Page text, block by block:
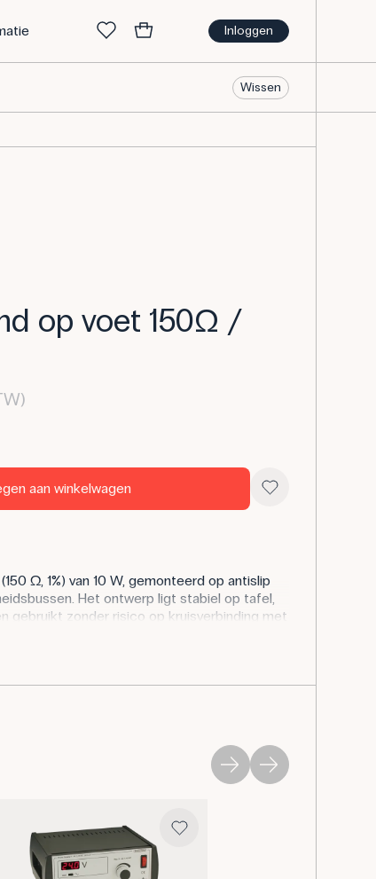
Inloggen
Wissen
op voet 150Ω /
aan winkelwagen
Ω, 1%) van 10 W, gemonteerd op antislip
Het ontwerp ligt stabiel op tafel,
gebruikt zonder risico op kruisverbinding met